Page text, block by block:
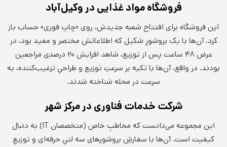
فروشگاه مواد غذایی در وکیل‌آباد
این فروشگاه برای افتتاح شعبه جدیدش، روی «چاپ فوری» حساب باز
کرد. آن‌ها با یک بروشورِ شکیل که اطلاعاتش مختصر و مفید بود، در
عرض ۴۸ ساعت پس از توزیع، شاهد افزایش ۲۰ درصدی مراجعین
بودند. در واقع، آن‌ها با تکیه بر سرعتِ توزیع و طراحیِ ترغیب‌کننده، به
سرعت در محله شناخته شدند.
شرکت خدمات فناوری در مرکز شهر
این مجموعه می‌دانست که مخاطبِ خاص (متخصصان IT) به دنبال
کیفیت است. آن‌ها با سفارشِ بروشورهای سه لتیِ حرفه‌ای و توزیعِ